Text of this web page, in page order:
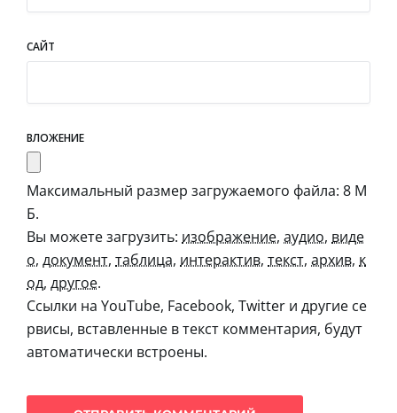
САЙТ
ВЛОЖЕНИЕ
Максимальный размер загружаемого файла: 8 М
Б.
Вы можете загрузить: изображение, аудио, виде
о, документ, таблица, интерактив, текст, архив, к
од, другое.
Ссылки на YouTube, Facebook, Twitter и другие се
рвисы, вставленные в текст комментария, будут
автоматически встроены.